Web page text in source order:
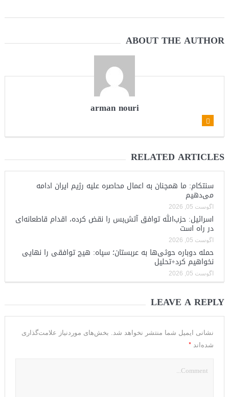
ABOUT THE AUTHOR
arman nouri
RELATED ARTICLES
سنتکام: ما همچنان به اعمال محاصره علیه رژیم ایران ادامه
می‌دهیم
آگوست 05, 2026
اسرائیل: حزب‌الله توافق آتش‌بس را نقض کرده، اقدام قاطعانه‌ای
در راه است
آگوست 05, 2026
حمله دوباره حوثی‌ها به عربستان؛ سپاه: هیچ توافقی را نهایی
نخواهیم کرد+تحلیل
آگوست 05, 2026
LEAVE A REPLY
نشانی ایمیل شما منتشر نخواهد شد.
بخش‌های موردنیاز علامت‌گذاری
شده‌اند *